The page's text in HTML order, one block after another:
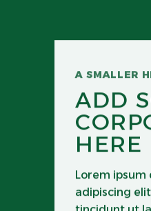
A SMALLER
ADD
HERE
Lorem
adipiscing